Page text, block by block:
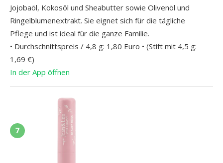
Jojobaöl, Kokosöl und Sheabutter sowie Olivenöl und
Ringelblumenextrakt. Sie eignet sich für die tägliche
Pflege und ist ideal für die ganze Familie.
• Durchschnittspreis / 4,8 g: 1,80 Euro • (Stift mit 4,5 g:
1,69 €)
In der App öffnen
7